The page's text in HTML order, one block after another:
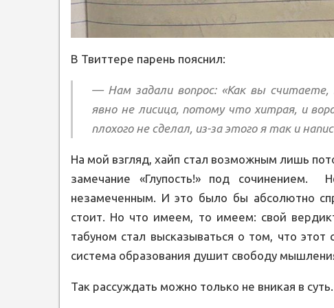
В Твиттере парень пояснил:
— Нам задали вопрос: «Как вы
явно не лисица, потому что хитрая, и
плохого не сделал, из-за этого я так и
На мой взгляд, хайп стал возможным лишь
замечание «Глупость!» под
незамеченным. И это было бы абсолютно
стоит. Но что имеем, то имеем: свой
табуном стал высказываться о том, что
система образования душит свободу
Так рассуждать можно только не вникая в